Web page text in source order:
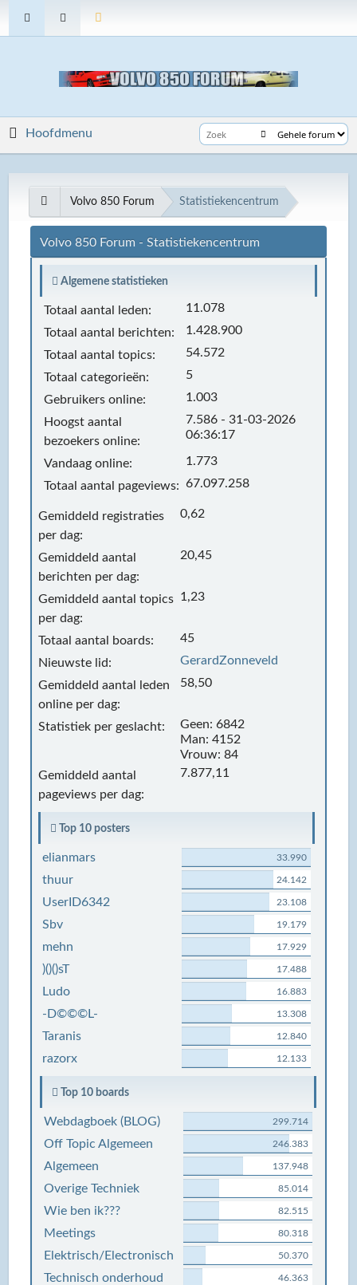
Hoofdmenu
Volvo 850 Forum Statistiekencentrum
Volvo 850 Forum - Statistiekencentrum
Algemene statistieken
Totaal aantal leden:
11.078
Totaal aantal berichten:
1.428.900
Totaal aantal topics:
54.572
Totaal categorieën:
5
Gebruikers online:
1.003
Hoogst aantal
bezoekers online:
7.586 - 31-03-2026
06:36:17
Vandaag online:
1.773
Totaal aantal pageviews: 67.097.258
Gemiddeld registraties
per dag:
0,62
Gemiddeld aantal
berichten per dag:
20,45
Gemiddeld aantal topics
per dag:
1,23
Totaal aantal boards:
45
Nieuwste lid:
GerardZonneveld
Gemiddeld aantal leden
online per dag:
58,50
Statistiek per geslacht:
Geen: 6842
Man: 4152
Vrouw: 84
Gemiddeld aantal
pageviews per dag:
7.877,11
Top 10 posters
elianmars 33.990
thuur 24.142
UserID6342 23.108
Sbv 19.179
mehn 17.929
)()()sT 17.488
Ludo 16.883
-D©©©L- 13.308
Taranis 12.840
razorx 12.133
Top 10 boards
Webdagboek (BLOG) 299.714
Off Topic Algemeen 246.383
Algemeen 137.948
Overige Techniek 85.014
Wie ben ik??? 82.515
Meetings 80.318
Elektrisch/Electronisch 50.370
Technisch onderhoud 46.363